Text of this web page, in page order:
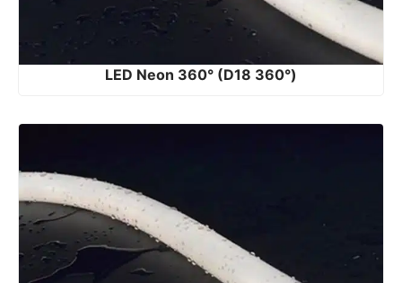
LED Neon 360° (D18 360°)